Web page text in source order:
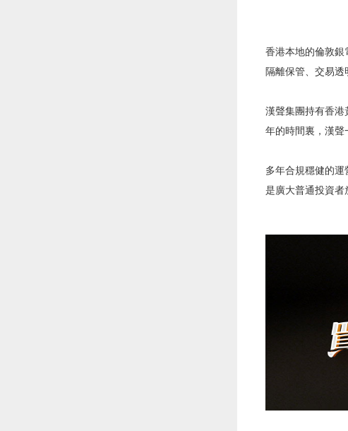
香港本地的倫敦銀
隔離保管、交易透
漢聲集團持有香港
年的時間裏，漢聲
多年合規穩健的運
是廣大普通投資者